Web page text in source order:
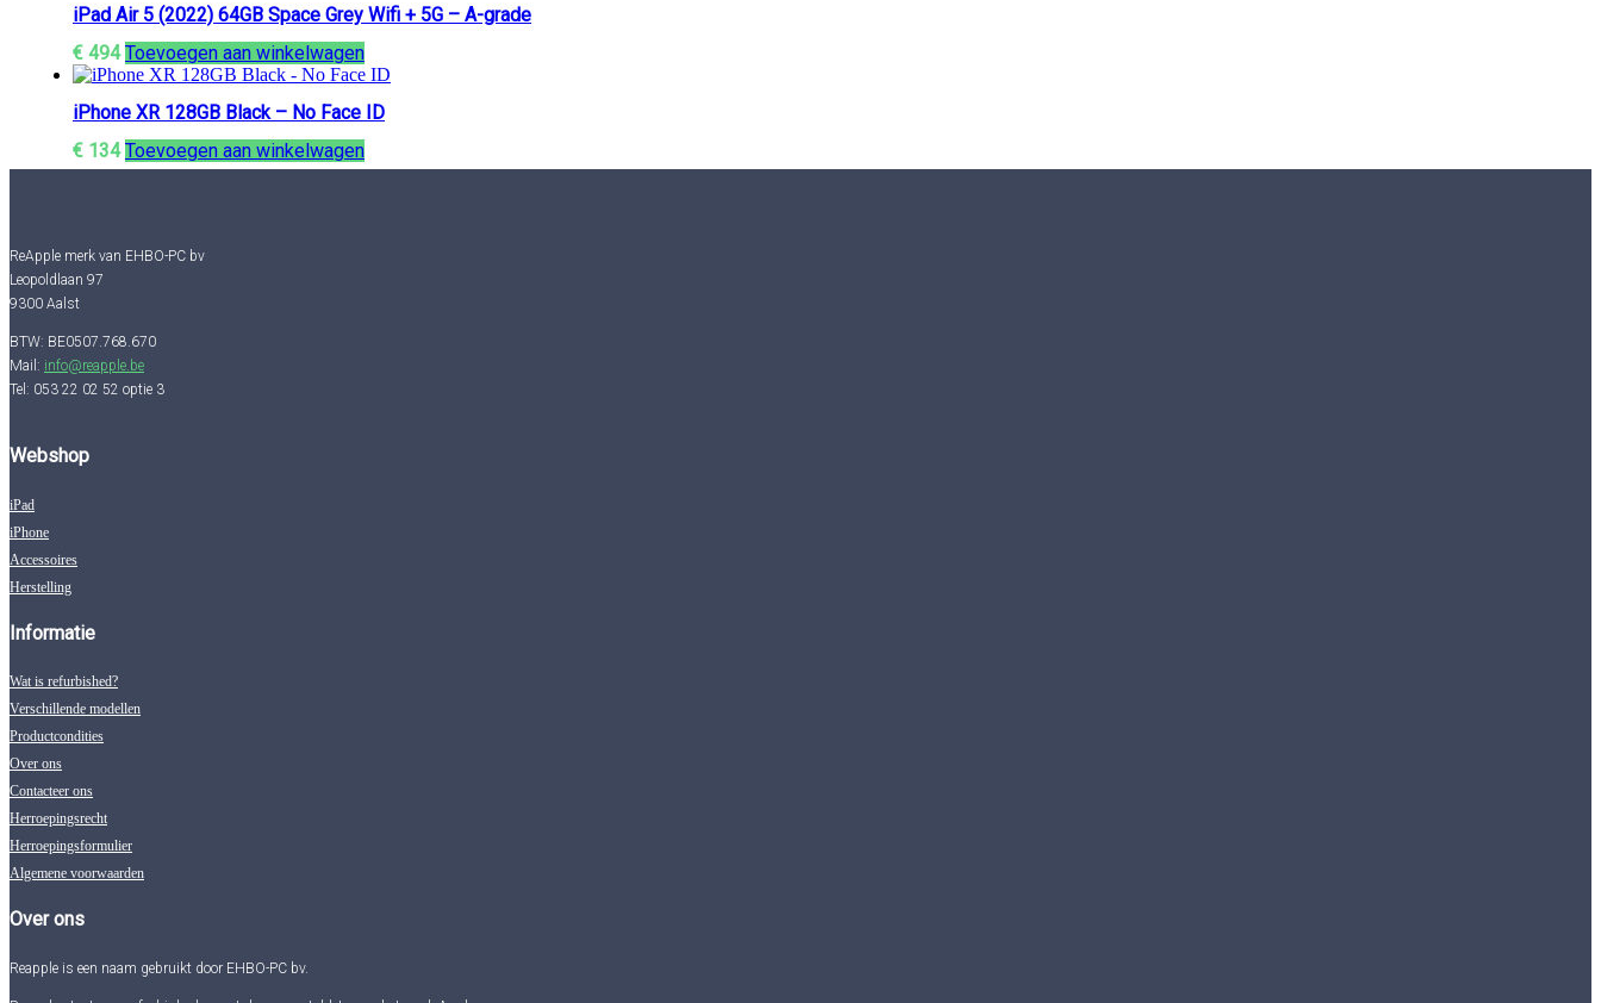
iPad Air 5 (2022) 64GB Space Grey Wifi + 5G – A-grade
€ 494 Toevoegen aan winkelwagen
iPhone XR 128GB Black – No Face ID
€ 134 Toevoegen aan winkelwagen
ReApple merk van EHBO-PC bv
Leopoldlaan 97
9300 Aalst
BTW: BE0507.768.670
Mail: info@reapple.be
Tel: 053 22 02 52 optie 3
Webshop
iPad
iPhone
Accessoires
Herstelling
Informatie
Wat is refurbished?
Verschillende modellen
Productcondities
Over ons
Contacteer ons
Herroepingsrecht
Herroepingsformulier
Algemene voorwaarden
Over ons
Reapple is een naam gebruikt door EHBO-PC bv.